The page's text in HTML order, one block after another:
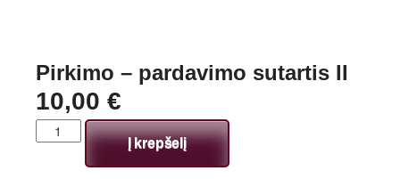
Pirkimo – pardavimo sutartis II
10,00 €
Į krepšelį